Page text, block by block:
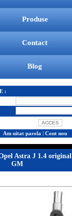
Produse
Contact
Blog
:
Am uitat parola | Cont nou
Astra J 1.4 original
GM